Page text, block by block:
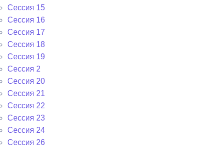
Сессия 15
Сессия 16
Сессия 17
Сессия 18
Сессия 19
Сессия 2
Сессия 20
Сессия 21
Сессия 22
Сессия 23
Сессия 24
Сессия 26